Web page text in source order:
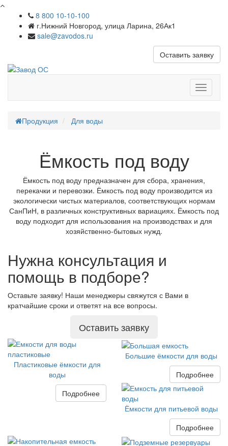
8 800 10-10-100
г.Нижний Новгород, улица Ларина, 26Ак1
sale@zavodos.ru
Оставить заявку
меню
Продукция Для воды
Ёмкость под воду
Ёмкость под воду предназначен для сбора, хранения,
перекачки и перевозки. Ёмкость под воду производится из
экологически чистых материалов, соответствующих нормам
СанПиН, в различных конструктивных вариациях. Ёмкость под
воду подходит для использования на производствах и для
хозяйственно-бытовых нужд.
Нужна консультация и
помощь в подборе?
Оставьте заявку! Наши менеджеры свяжутся с Вами в
кратчайшие сроки и ответят на все вопросы.
Оставить заявку
Пластиковые ёмкости для
воды
Подробнее
Большие ёмкости для воды
Подробнее
Ёмкости для питьевой воды
Подробнее